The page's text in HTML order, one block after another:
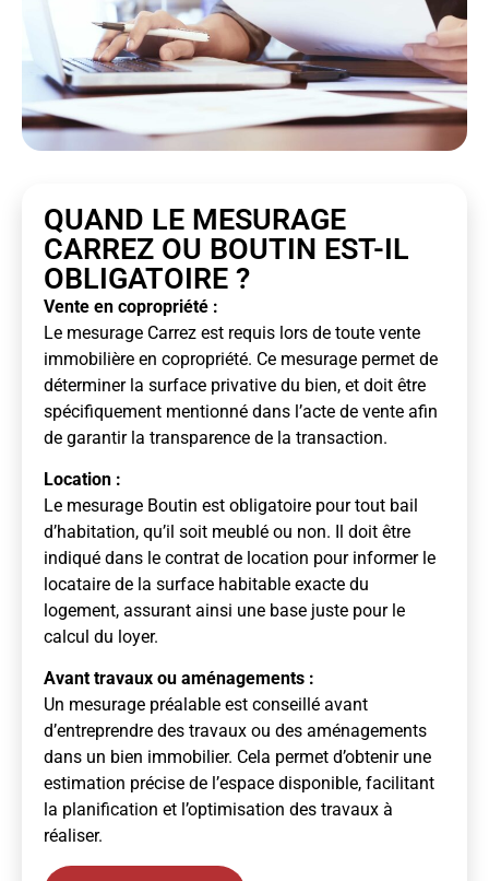
QUAND LE MESURAGE
CARREZ OU BOUTIN EST-IL
OBLIGATOIRE ?
Vente en copropriété :
Le mesurage Carrez est requis lors de toute vente
immobilière en copropriété. Ce mesurage permet de
déterminer la surface privative du bien, et doit être
spécifiquement mentionné dans l’acte de vente afin
de garantir la transparence de la transaction.
Location :
Le mesurage Boutin est obligatoire pour tout bail
d’habitation, qu’il soit meublé ou non. Il doit être
indiqué dans le contrat de location pour informer le
locataire de la surface habitable exacte du
logement, assurant ainsi une base juste pour le
calcul du loyer.
Avant travaux ou aménagements :
Un mesurage préalable est conseillé avant
d’entreprendre des travaux ou des aménagements
dans un bien immobilier. Cela permet d’obtenir une
estimation précise de l’espace disponible, facilitant
la planification et l’optimisation des travaux à
réaliser.